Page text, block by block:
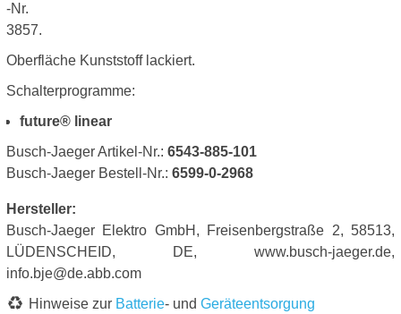
-Nr.
3857.
Oberfläche Kunststoff lackiert.
Schalterprogramme:
future® linear
Busch-Jaeger Artikel-Nr.: 6543-885-101
Busch-Jaeger Bestell-Nr.: 6599-0-2968
Hersteller:
Busch-Jaeger Elektro GmbH, Freisenbergstraße 2, 58513,
LÜDENSCHEID, DE, www.busch-jaeger.de,
info.bje@de.abb.com
Hinweise zur Batterie- und Geräteentsorgung